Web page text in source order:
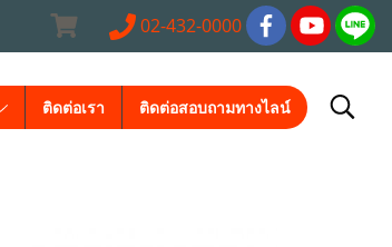
02-432-0000
ติดต่อเรา ติดต่อสอบถามทางไลน์